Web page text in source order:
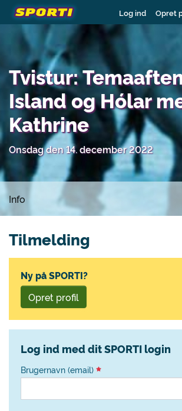
Log ind Opret
Tvistur:
Island og Hólar
Kathrine
Onsdag den 14. december 2022
Info
Tilmelding
Ny på SPORTI?
Opret profil
Log ind med dit SPORTI login
Brugernavn (email)